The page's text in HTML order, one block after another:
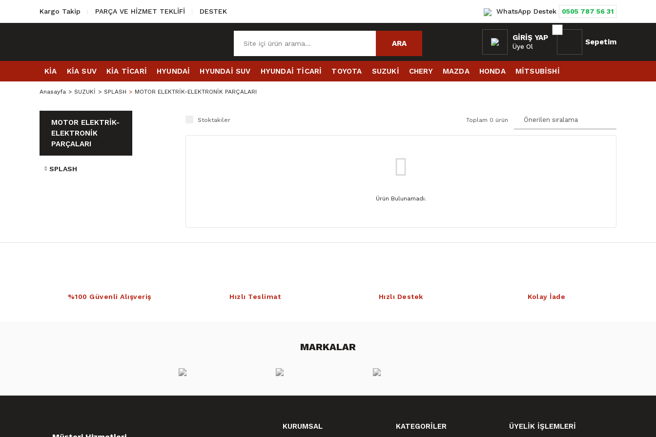
Kargo Takip PARÇA VE HİZMET TEKLİFİ DESTEK WhatsApp Destek 0505 787 56 31
ARA
GIRIŞ YAP
Üye Ol
Sepetim
KİA KİA SUV KİA TİCARİ HYUNDAİ HYUNDAİ SUV HYUNDAİ TİCARİ TOYOTA SUZUKİ CHERY MAZDA HONDA MİTSUBİSHİ
Anasayfa SUZUKİ SPLASH MOTOR ELEKTRİK-ELEKTRONİK PARÇALARI
MOTOR ELEKTRİK-
ELEKTRONİK
PARÇALARI
SPLASH
Stoktakiler Toplam 0 ürün
Ürün Bulunamadı.
%100 Güvenli Alışveriş Hızlı Teslimat Hızlı Destek Kolay İade
MARKALAR
KURUMSAL KATEGORİLER ÜYELİK İŞLEMLERİ